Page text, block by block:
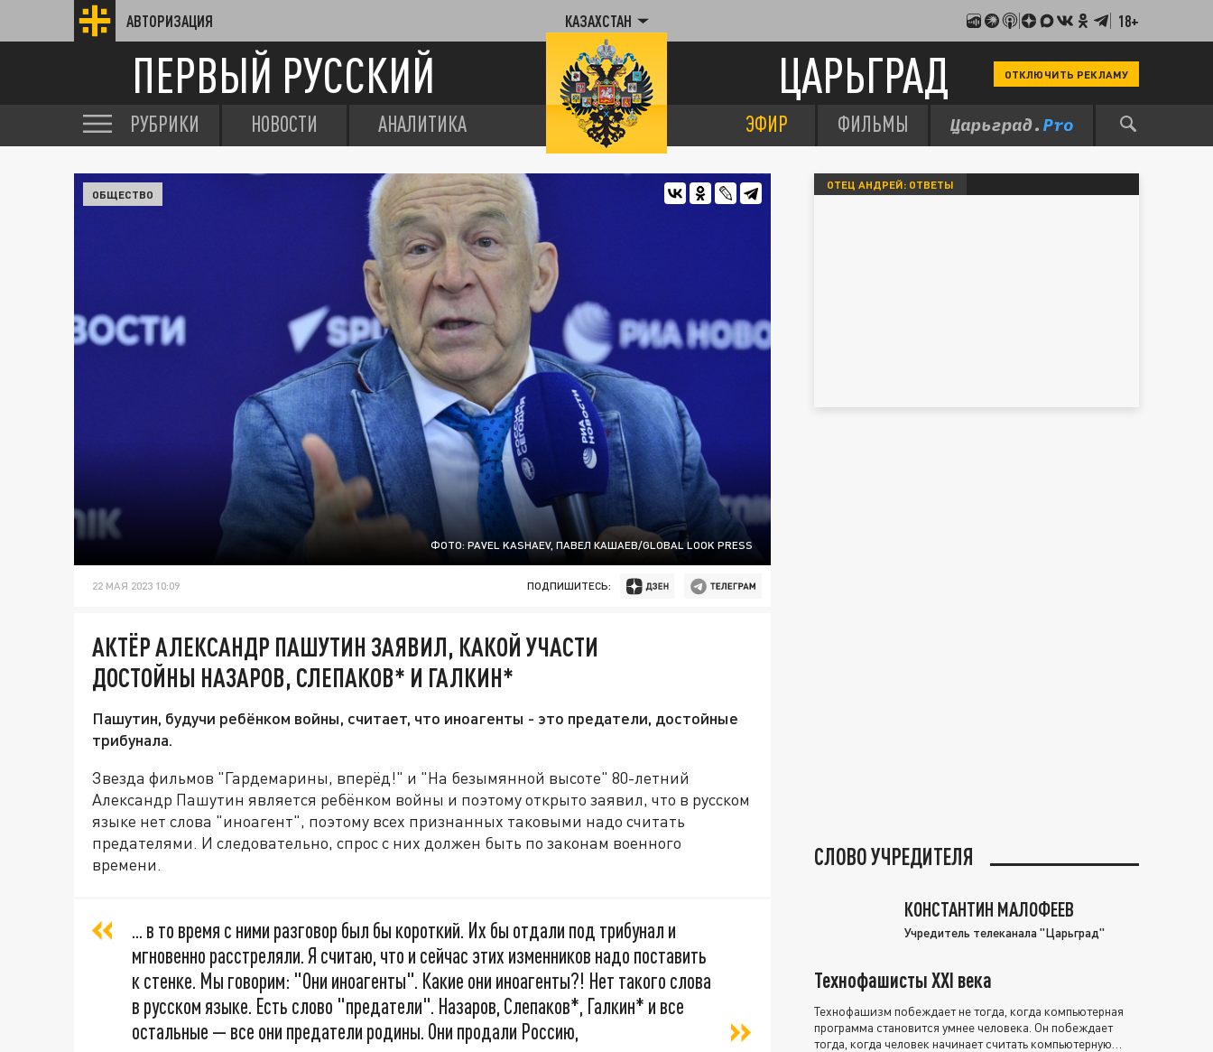
АВТОРИЗАЦИЯ КАЗАХСТАН 18+
ПЕРВЫЙ РУССКИЙ ЦАРЬГРАД ОТКЛЮЧИТЬ РЕКЛАМУ
РУБРИКИ НОВОСТИ АНАЛИТИКА ЭФИР ФИЛЬМЫ
ФОТО: PAVEL KASHAEV, ПАВЕЛ КАШАЕВ/GLOBAL LOOK PRESS
ОБЩЕСТВО
22 МАЯ 2023 10:09 ПОДПИШИТЕСЬ:
АКТЁР АЛЕКСАНДР ПАШУТИН ЗАЯВИЛ, КАКОЙ УЧАСТИ
ДОСТОЙНЫ НАЗАРОВ, СЛЕПАКОВ* И ГАЛКИН*
Пашутин, будучи ребёнком войны, считает, что иноагенты - это предатели, достойные
трибунала.
Звезда фильмов "Гардемарины, вперёд!" и "На безымянной высоте" 80-летний
Александр Пашутин является ребёнком войны и поэтому открыто заявил, что в русском
языке нет слова "иноагент", поэтому всех признанных таковыми надо считать
предателями. И следовательно, спрос с них должен быть по законам военного
времени.
... в то время с ними разговор был бы короткий. Их бы отдали под трибунал и
мгновенно расстреляли. Я считаю, что и сейчас этих изменников надо поставить
к стенке. Мы говорим: "Они иноагенты". Какие они иноагенты?! Нет такого слова
в русском языке. Есть слово "предатели". Назаров, Слепаков*, Галкин* и все
остальные — все они предатели родины. Они продали Россию,
ОТЕЦ АНДРЕЙ: ОТВЕТЫ
СЛОВО УЧРЕДИТЕЛЯ
КОНСТАНТИН МАЛОФЕЕВ
Учредитель телеканала "Царьград"
Технофашисты XXI века
Технофашизм побеждает не тогда, когда компьютерная
программа становится умнее человека. Он побеждает
тогда, когда человек начинает считать компьютерную